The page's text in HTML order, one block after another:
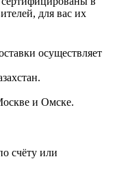
для вас их
осуществляет
в Казахстан.
и Омске.
счёту или